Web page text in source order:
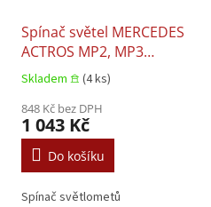
Spínač světel MERCEDES
ACTROS MP2, MP3
10.2002–10.2002
Skladem 𖠿 (4 ks)
848 Kč bez DPH
1 043 Kč
Do košíku
Spínač světlometů